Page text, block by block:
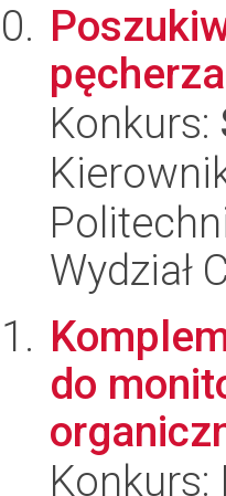
pęcherza
Konkurs:
Wydział
do
Konkurs: